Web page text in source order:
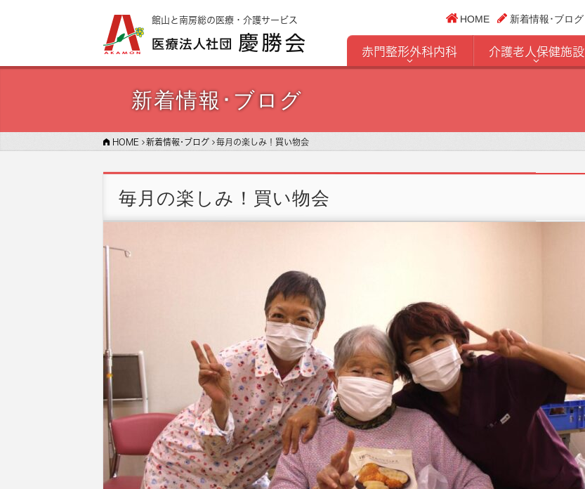
館山と南房総の医療・介護サービス HOME 新着情報･ブログ
赤門整形外科内科 介護老人保健施設
新着情報･ブログ
HOME 新着情報･ブログ 毎月の楽しみ！買い物会
毎月の楽しみ！買い物会